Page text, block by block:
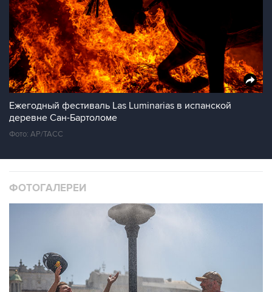
Ежегодный фестиваль Las Luminarias в испанской
деревне Сан-Бартоломе
Фото: AP/ТАСС
ФОТОГАЛЕРЕИ